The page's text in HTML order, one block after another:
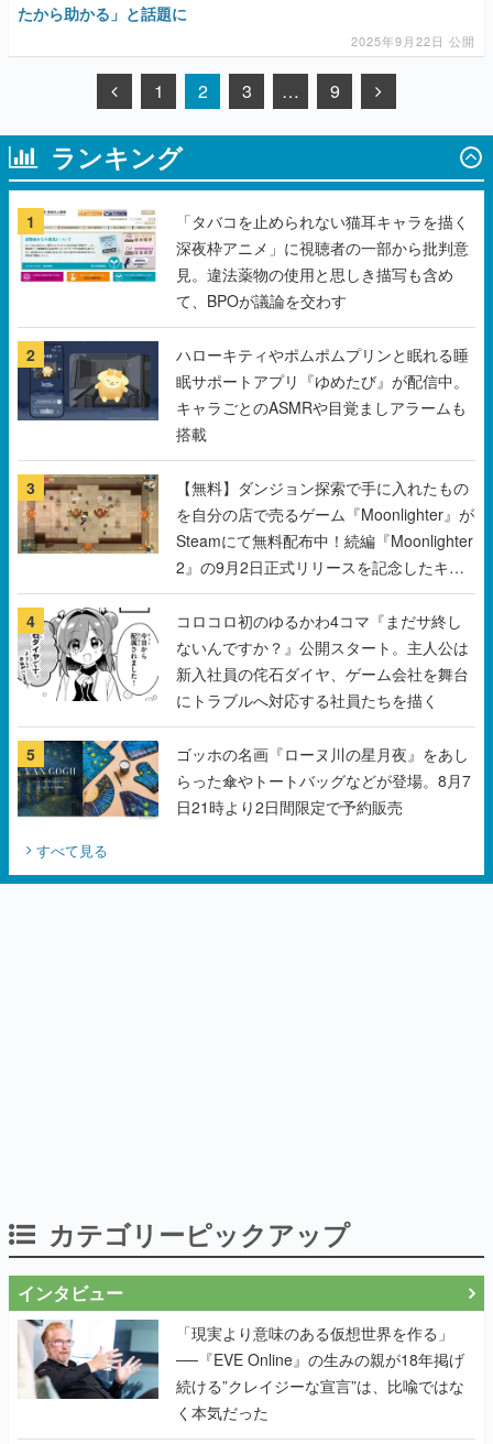
たから助かる」と話題に
2025年9月22日 公開
1 2 3 … 9
ランキング
1
「タバコを止められない猫耳キャラを描く
深夜枠アニメ」に視聴者の一部から批判意
見。違法薬物の使用と思しき描写も含め
て、BPOが議論を交わす
2
ハローキティやポムポムプリンと眠れる睡
眠サポートアプリ『ゆめたび』が配信中。
キャラごとのASMRや目覚ましアラームも
搭載
3
【無料】ダンジョン探索で手に入れたもの
を自分の店で売るゲーム『Moonlighter』が
Steamにて無料配布中！続編『Moonlighter
2』の9月2日正式リリースを記念したキャ
ンペーン
4
コロコロ初のゆるかわ4コマ『まだサ終し
ないんですか？』公開スタート。主人公は
新入社員の侘石ダイヤ、ゲーム会社を舞台
にトラブルへ対応する社員たちを描く
5
ゴッホの名画『ローヌ川の星月夜』をあし
らった傘やトートバッグなどが登場。8月7
日21時より2日間限定で予約販売
すべて見る
カテゴリーピックアップ
インタビュー
「現実より意味のある仮想世界を作る」
──『EVE Online』の生みの親が18年掲げ
続ける”クレイジーな宣言”は、比喩ではな
く本気だった